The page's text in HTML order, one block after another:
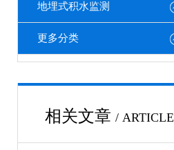
地埋式积水监测
更多分类
相关文章 / ARTICLE